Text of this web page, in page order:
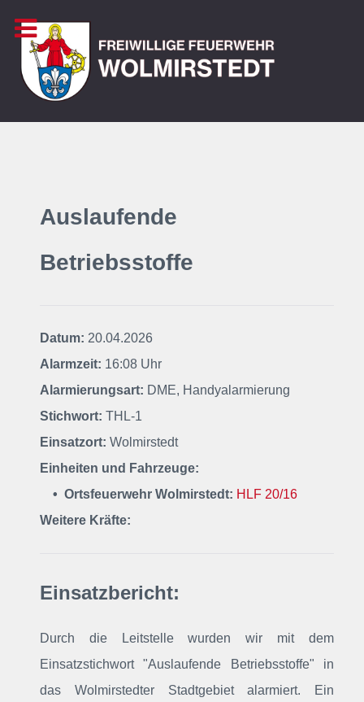
Auslaufende
Betriebsstoffe
Datum: 20.04.2026
Alarmzeit: 16:08 Uhr
Alarmierungsart: DME, Handyalarmierung
Stichwort: THL-1
Einsatzort: Wolmirstedt
Einheiten und Fahrzeuge:
• Ortsfeuerwehr Wolmirstedt: HLF 20/16
Weitere Kräfte:
Einsatzbericht:
Durch die Leitstelle wurden wir mit dem
Einsatzstichwort "Auslaufende Betriebsstoffe" in
das Wolmirstedter Stadtgebiet alarmiert. Ein